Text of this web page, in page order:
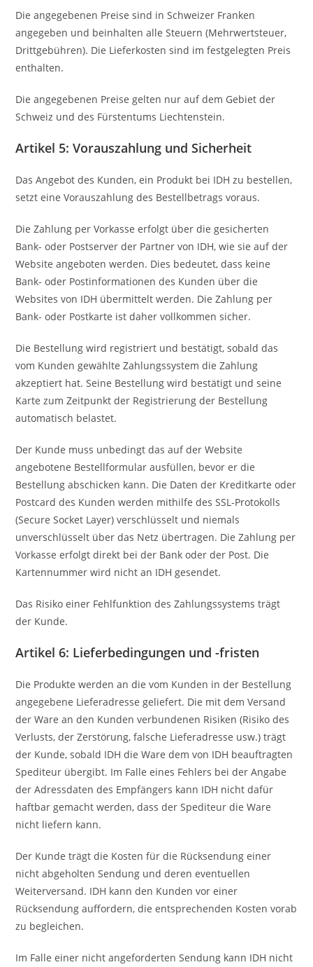
Die angegebenen Preise sind in Schweizer Franken
angegeben und beinhalten alle Steuern (Mehrwertsteuer,
Drittgebühren). Die Lieferkosten sind im festgelegten Preis
enthalten.
Die angegebenen Preise gelten nur auf dem Gebiet der
Schweiz und des Fürstentums Liechtenstein.
Artikel 5: Vorauszahlung und Sicherheit
Das Angebot des Kunden, ein Produkt bei IDH zu bestellen,
setzt eine Vorauszahlung des Bestellbetrags voraus.
Die Zahlung per Vorkasse erfolgt über die gesicherten
Bank- oder Postserver der Partner von IDH, wie sie auf der
Website angeboten werden. Dies bedeutet, dass keine
Bank- oder Postinformationen des Kunden über die
Websites von IDH übermittelt werden. Die Zahlung per
Bank- oder Postkarte ist daher vollkommen sicher.
Die Bestellung wird registriert und bestätigt, sobald das
vom Kunden gewählte Zahlungssystem die Zahlung
akzeptiert hat. Seine Bestellung wird bestätigt und seine
Karte zum Zeitpunkt der Registrierung der Bestellung
automatisch belastet.
Der Kunde muss unbedingt das auf der Website
angebotene Bestellformular ausfüllen, bevor er die
Bestellung abschicken kann. Die Daten der Kreditkarte oder
Postcard des Kunden werden mithilfe des SSL-Protokolls
(Secure Socket Layer) verschlüsselt und niemals
unverschlüsselt über das Netz übertragen. Die Zahlung per
Vorkasse erfolgt direkt bei der Bank oder der Post. Die
Kartennummer wird nicht an IDH gesendet.
Das Risiko einer Fehlfunktion des Zahlungssystems trägt
der Kunde.
Artikel 6: Lieferbedingungen und -fristen
Die Produkte werden an die vom Kunden in der Bestellung
angegebene Lieferadresse geliefert. Die mit dem Versand
der Ware an den Kunden verbundenen Risiken (Risiko des
Verlusts, der Zerstörung, falsche Lieferadresse usw.) trägt
der Kunde, sobald IDH die Ware dem von IDH beauftragten
Spediteur übergibt. Im Falle eines Fehlers bei der Angabe
der Adressdaten des Empfängers kann IDH nicht dafür
haftbar gemacht werden, dass der Spediteur die Ware
nicht liefern kann.
Der Kunde trägt die Kosten für die Rücksendung einer
nicht abgeholten Sendung und deren eventuellen
Weiterversand. IDH kann den Kunden vor einer
Rücksendung auffordern, die entsprechenden Kosten vorab
zu begleichen.
Im Falle einer nicht angeforderten Sendung kann IDH nicht